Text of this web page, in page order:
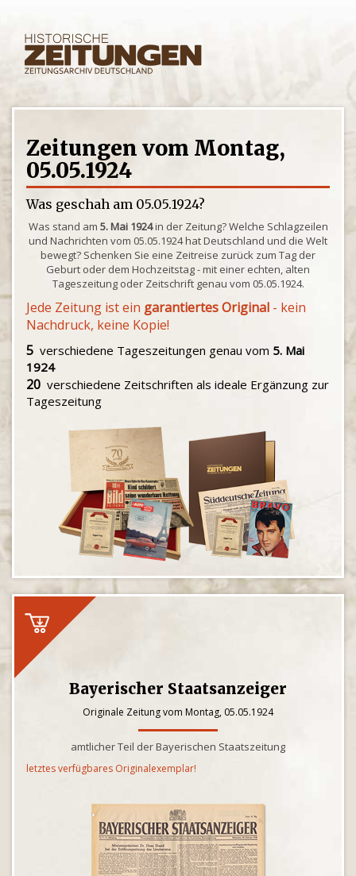
Zeitungen vom Montag,
05.05.1924
Was geschah am 05.05.1924?
Was stand am 5. Mai 1924in der Zeitung? Welche Schlagzeilen
und Nachrichten vom 05.05.1924 hat Deutschland und die Welt
bewegt? Schenken Sie eine Zeitreise zurück zum Tag der
Geburt oder dem Hochzeitstag - mit einer echten, alten
Tageszeitung oder Zeitschrift genau vom 05.05.1924.
Jede Zeitung ist ein garantiertes Original - kein
Nachdruck, keine Kopie!
5 verschiedene Tageszeitungen genau vom 5. Mai
1924
20 verschiedene Zeitschriften als ideale Ergänzung zur
Tageszeitung
Bayerischer Staatsanzeiger
Originale Zeitung vom Montag, 05.05.1924
amtlicher Teil der Bayerischen Staatszeitung
letztes verfügbares Originalexemplar!